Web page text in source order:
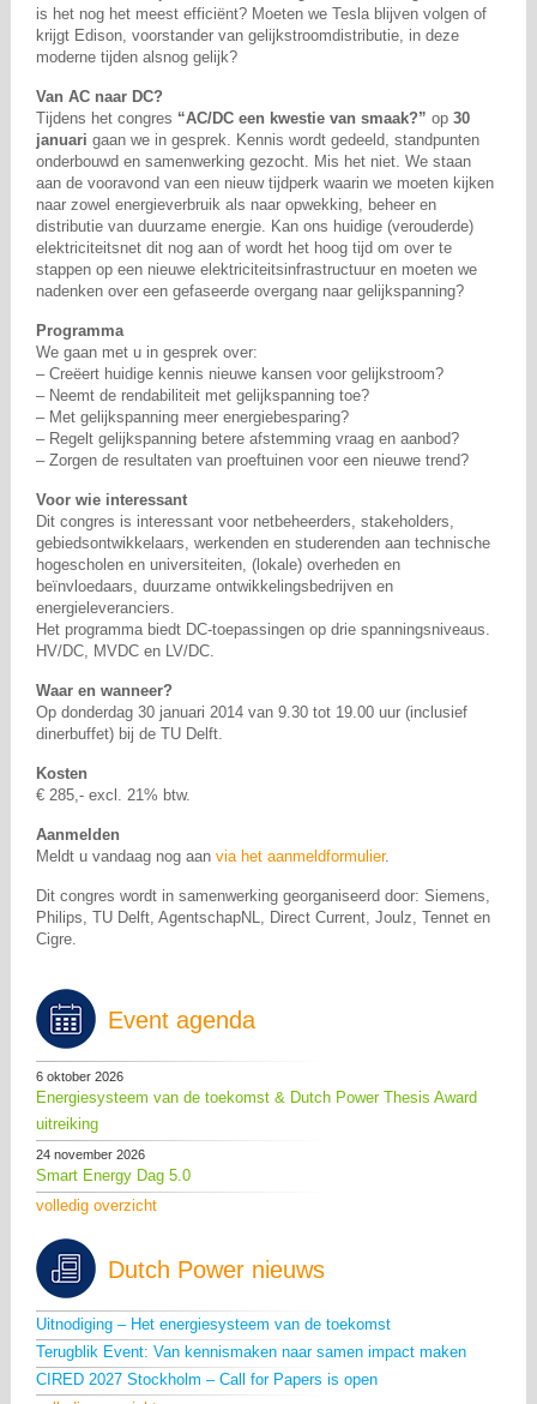
is het nog het meest efficiënt? Moeten we Tesla blijven volgen of
krijgt Edison, voorstander van gelijkstroomdistributie, in deze
moderne tijden alsnog gelijk?
Van AC naar DC?
Tijdens het congres “AC/DC een kwestie van smaak?” op30
januari gaan we in gesprek. Kennis wordt gedeeld, standpunten
onderbouwd en samenwerking gezocht. Mis het niet. We staan
aan de vooravond van een nieuw tijdperk waarin we moeten kijken
naar zowel energieverbruik als naar opwekking, beheer en
distributie van duurzame energie. Kan ons huidige (verouderde)
elektriciteitsnet dit nog aan of wordt het hoog tijd om over te
stappen op een nieuwe elektriciteitsinfrastructuur en moeten we
nadenken over een gefaseerde overgang naar gelijkspanning?
Programma
We gaan met u in gesprek over:
– Creëert huidige kennis nieuwe kansen voor gelijkstroom?
– Neemt de rendabiliteit met gelijkspanning toe?
– Met gelijkspanning meer energiebesparing?
– Regelt gelijkspanning betere afstemming vraag en aanbod?
– Zorgen de resultaten van proeftuinen voor een nieuwe trend?
Voor wie interessant
Dit congres is interessant voor netbeheerders, stakeholders,
gebiedsontwikkelaars, werkenden en studerenden aan technische
hogescholen en universiteiten, (lokale) overheden en
beïnvloedaars, duurzame ontwikkelingsbedrijven en
energieleveranciers.
Het programma biedt DC-toepassingen op drie spanningsniveaus.
HV/DC, MVDC en LV/DC.
Waar en wanneer?
Op donderdag 30 januari 2014 van 9.30 tot 19.00 uur (inclusief
dinerbuffet) bij de TU Delft.
Kosten
€ 285,- excl. 21% btw.
Aanmelden
Meldt u vandaag nog aanvia het aanmeldformulier.
Dit congres wordt in samenwerking georganiseerd door: Siemens,
Philips, TU Delft, AgentschapNL, Direct Current, Joulz, Tennet en
Cigre.
Event agenda
6 oktober 2026
Energiesysteem van de toekomst & Dutch Power Thesis Award
uitreiking
24 november 2026
Smart Energy Dag 5.0
volledig overzicht
Dutch Power nieuws
Uitnodiging – Het energiesysteem van de toekomst
Terugblik Event: Van kennismaken naar samen impact maken
CIRED 2027 Stockholm – Call for Papers is open